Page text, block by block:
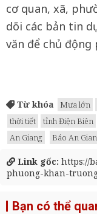
cơ quan, xã,
dõi các bản tin
văn để chủ
Từ khóa Mưa lớn
thời tiết
tỉnh Điện Biên
An Giang
Báo An
Link gốc: https://
phuong-khan-
Bạn có thể